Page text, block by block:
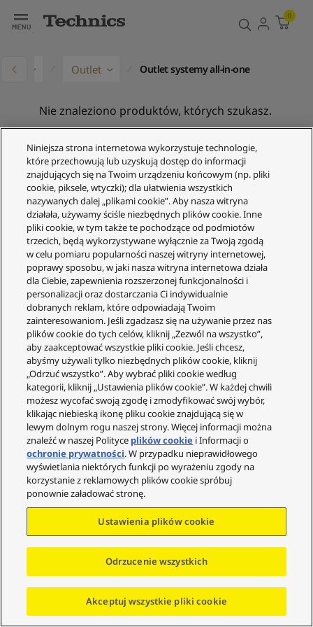
0
Outlet Outlet systemy all-in-one
Nie znaleziono produktów, których szukasz.
Obsługa Klienta
Twoje konto
Informacje prawne
Technics
O nas
Gwarancja
Społeczność
© Copyright - 2023-2025 Panasonic Marketing Europe
GMBH (Spółka z ograniczoną odpowiedzialnością)
Oddział w Polsce. Wszystkie prawa zastrzeżone.
Idź do góry
Niniejsza strona internetowa wykorzystuje technologie,
które przechowują lub uzyskują dostęp do informacji
znajdujących się na Twoim urządzeniu końcowym (np. pliki
cookie, piksele, wtyczki); dla ułatwienia wszystkich
nazywanych dalej „plikami cookie”. Aby nasza witryna
działała, używamy ściśle niezbędnych plików cookie. Inne
pliki cookie, w tym także te pochodzące od podmiotów
trzecich, będą wykorzystywane wyłącznie za Twoją zgodą
w celu pomiaru popularności naszej witryny internetowej,
poprawy sposobu, w jaki nasza witryna internetowa działa
dla Ciebie, zapewnienia rozszerzonej funkcjonalności i
personalizacji oraz dostarczania Ci indywidualnie
dobranych reklam, które odpowiadają Twoim
zainteresowaniom. Jeśli zgadzasz się na używanie przez nas
plików cookie do tych celów, kliknij „Zezwól na wszystko”,
aby zaakceptować wszystkie pliki cookie. Jeśli chcesz,
abyśmy używali tylko niezbędnych plików cookie, kliknij
„Odrzuć wszystko”. Aby wybrać pliki cookie według
kategorii, kliknij „Ustawienia plików cookie”. W każdej chwili
możesz wycofać swoją zgodę i zmodyfikować swój wybór,
klikając niebieską ikonę pliku cookie znajdującą się w
lewym dolnym rogu naszej strony. Więcej informacji można
znaleźć w naszej Polityce plików cookie i Informacji o
ochronie prywatności. W przypadku nieprawidłowego
wyświetlania niektórych funkcji po wyrażeniu zgody na
korzystanie z reklamowych plików cookie spróbuj
ponownie załadować stronę.
Ustawienia plików cookie
Odrzucenie wszystkich
Akceptuj wszystkie pliki cookie